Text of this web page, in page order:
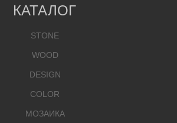
КАТАЛОГ
STONE
WOOD
DESIGN
COLOR
МОЗАИКА